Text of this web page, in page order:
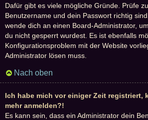
Dafür gibt es viele mögliche Gründe. Prüfe
Benutzername und dein Passwort richtig
wende dich an einen Board-Administrator,
du nicht gesperrt wurdest. Es ist ebenfalls
Konfigurationsproblem mit der Website
Administrator lösen muss.
Nach oben
Ich habe mich vor einiger Zeit registriert,
mehr anmelden?!
Es kann sein, dass ein Administrator dein